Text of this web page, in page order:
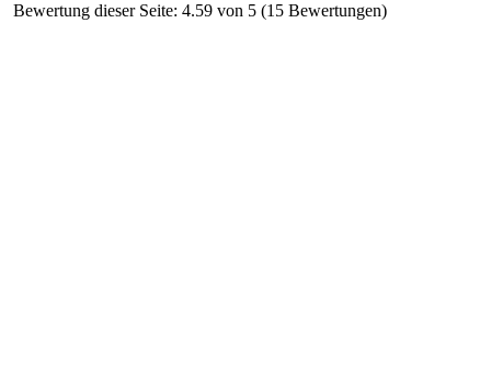
Bewertung dieser Seite: 4.59 von 5 (15 Bewertungen)